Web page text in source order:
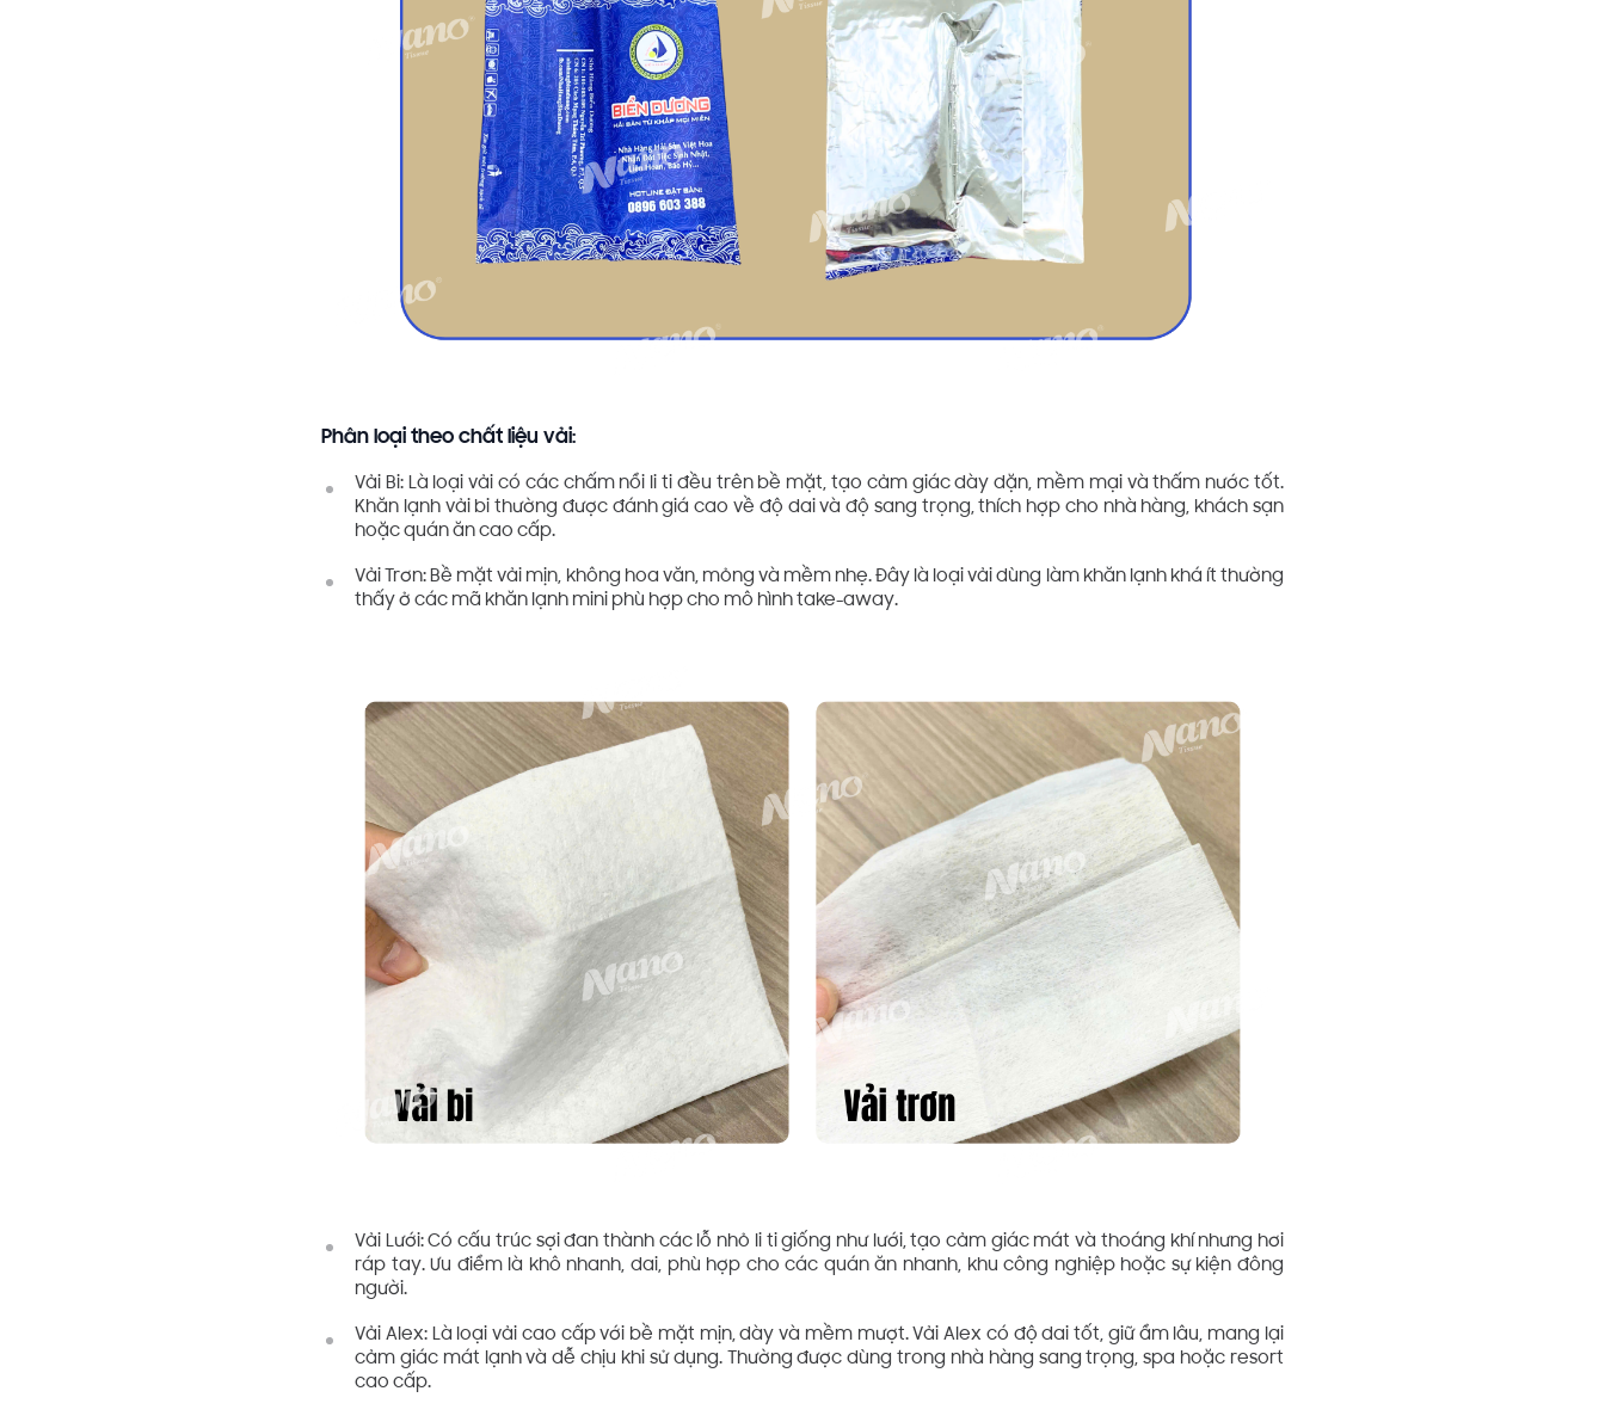
Phân loại theo chất liệu vải:
Vải Bi: Là loại vải có các chấm nổi li ti đều trên bề mặt, tạo cảm giác dày dặn, mềm mại và thấm nước tốt.
Khăn lạnh vải bi thường được đánh giá cao về độ dai và độ sang trọng, thích hợp cho nhà hàng, khách sạn
hoặc quán ăn cao cấp.
Vải Trơn: Bề mặt vải mịn, không hoa văn, mỏng và mềm nhẹ. Đây là loại vải dùng làm khăn lạnh khá ít thường
thấy ở các mã khăn lạnh mini phù hợp cho mô hình take-away.
Vải Lưới: Có cấu trúc sợi đan thành các lỗ nhỏ li ti giống như lưới, tạo cảm giác mát và thoáng khí nhưng hơi
ráp tay. Ưu điểm là khô nhanh, dai, phù hợp cho các quán ăn nhanh, khu công nghiệp hoặc sự kiện đông
người.
Vải Alex: Là loại vải cao cấp với bề mặt mịn, dày và mềm mượt. Vải Alex có độ dai tốt, giữ ẩm lâu, mang lại
cảm giác mát lạnh và dễ chịu khi sử dụng. Thường được dùng trong nhà hàng sang trọng, spa hoặc resort
cao cấp.